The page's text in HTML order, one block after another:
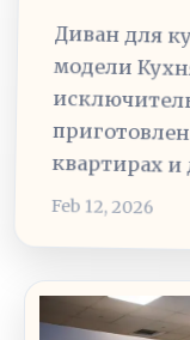
Диван для
модели
квартирах и
Feb 12, 2026